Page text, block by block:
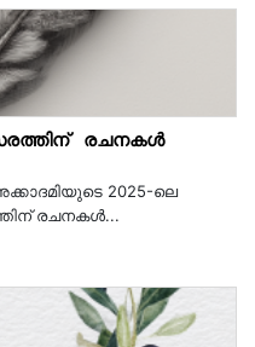
രചനകൾ
2025-ലെ
രചനകൾ...